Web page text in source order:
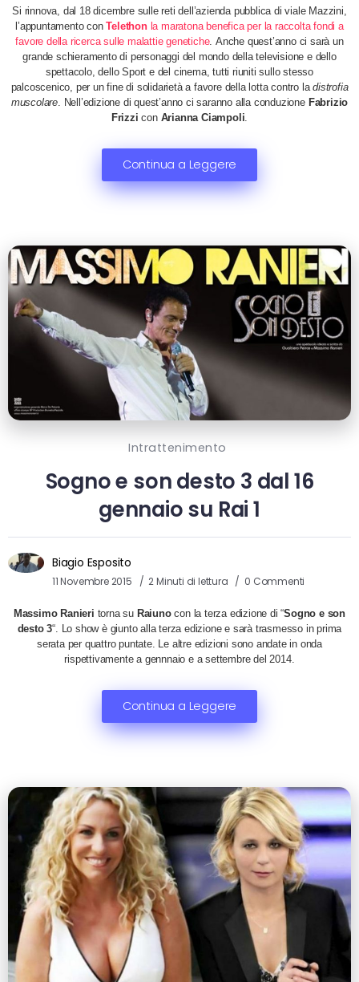
Si rinnova, dal 18 dicembre sulle reti dell’azienda pubblica di viale Mazzini,
l’appuntamento conTelethon la maratona benefica per la raccolta fondi a
favore della ricerca sulle malattie genetiche. Anche quest’anno ci sarà un
grande schieramento di personaggi del mondo della televisione e dello
spettacolo, dello Sport e del cinema​, tutti riuniti sullo stesso
palcoscenico, per un fine di solidarietà a favore della lotta contro ladistrofia
muscolare . Nell’edizione di quest’anno ci saranno alla conduzione Fabrizio
Frizzi con Arianna Ciampoli
Continua a Leggere
Intrattenimento
Sogno e son desto 3 dal 16
gennaio su Rai 1
Biagio Esposito
11 Novembre 2015 2 Minuti di lettura 0 Commenti
Massimo Ranieri torna su Raiunocon la terza edizione di “Sogno e son
desto 3“. Lo show è giunto alla terza edizione e sarà trasmesso in prima
serata per quattro puntate. Le altre edizioni sono andate in onda
rispettivamente a gennnaio e a settembre del 2014.
Continua a Leggere